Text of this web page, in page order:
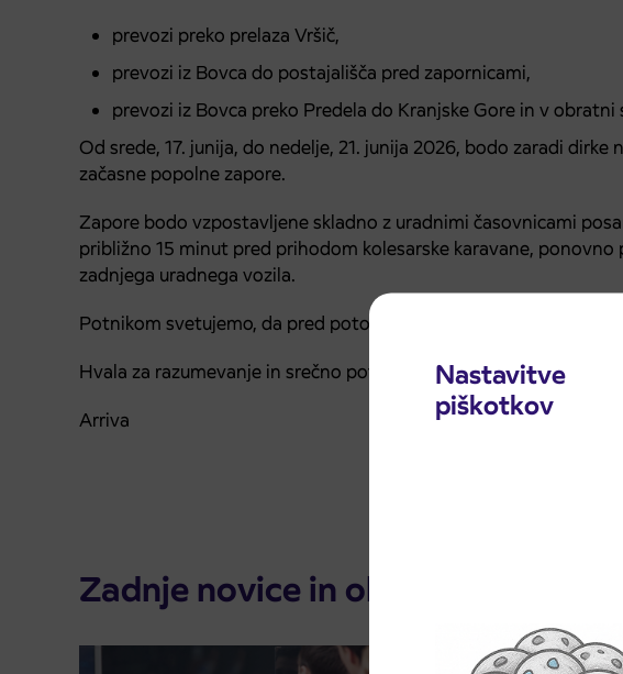
Nastavitve
piškotkov
prevozi preko prelaza Vršič,
prevozi iz Bovca do postajališča pred zapornicami,
prevozi iz Bovca preko Predela do Kranjske Gore in v obratni
Od srede, 17. junija, do nedelje, 21. junija 2026, bodo zaradi dirke
začasne popolne zapore.
Zapore bodo vzpostavljene skladno z uradnimi časovnicami
približno 15 minut pred prihodom kolesarske karavane,
zadnjega uradnega vozila.
Potnikom svetujemo, da pred potovanjem preverijo časovnice
Hvala za razumevanje in srečno pot.
Arriva
Zadnje novice in obvestila